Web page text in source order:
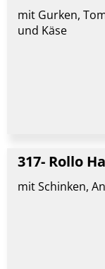
mit Gurken,
und Käse
317- Rollo
mit Schinken,